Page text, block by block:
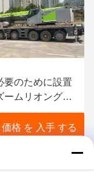
のトラッククレー
ニ 重工業 良好な状
の 価格 を 入手 する